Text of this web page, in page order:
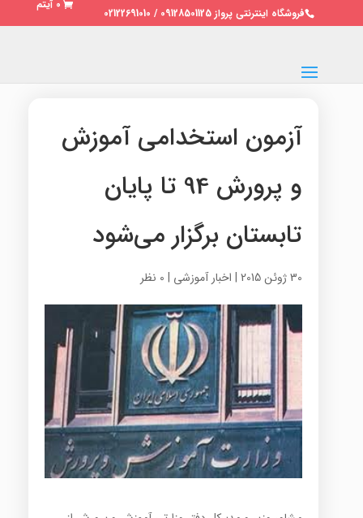
فروشگاه اینترنتی پرواز 09128501125 / 02122691010
0 آیتم
آزمون استخدامی آموزش
و پرورش 94 تا پایان
تابستان برگزار می‌شود
30 ژوئن 2015 | اخبار آموزشی | 0 نظر